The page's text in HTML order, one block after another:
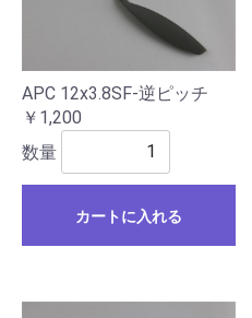
APC 12x3.8SF-逆ピッチ
￥1,200
数量
カートに入れる